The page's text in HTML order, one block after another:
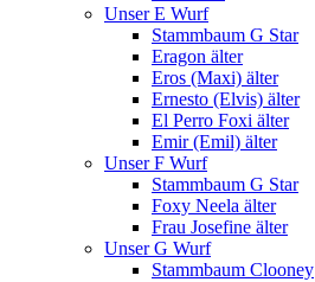
Unser E Wurf
Stammbaum G Star
Eragon älter
Eros (Maxi) älter
Ernesto (Elvis) älter
El Perro Foxi älter
Emir (Emil) älter
Unser F Wurf
Stammbaum G Star
Foxy Neela älter
Frau Josefine älter
Unser G Wurf
Stammbaum Clooney